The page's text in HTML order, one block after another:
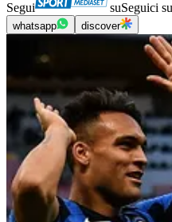
Segui suSeguici su
whatsapp discover